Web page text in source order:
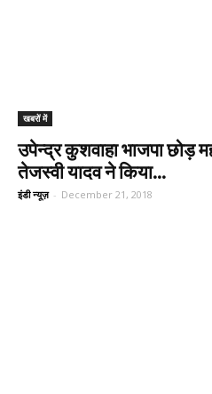
खबरों में
उपेन्द्र कुशवाहा भाजपा छोड़
तेजस्वी यादव ने किया...
इंडी न्यूज़ - December 21, 2018